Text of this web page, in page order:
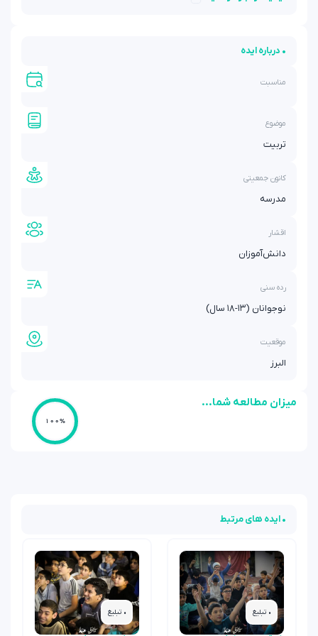
• درباره ایده
مناسبت
موضوع
تربیت
کانون جمعیتی
مدرسه
اقشار
دانش‌آموزان
رده سنی
نوجوانان (۱۳-۱۸ سال)
موقعیت
البرز
میزان مطالعه شما...
100%
• ایده های مرتبط
• تبلیغ • تبلیغ